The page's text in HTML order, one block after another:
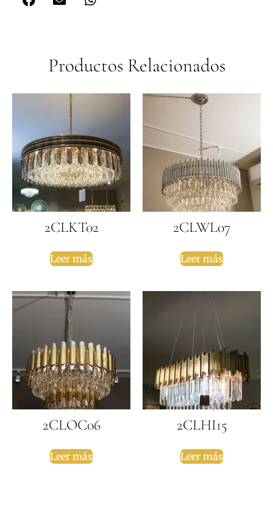
Productos Relacionados
2CLKT02
Leer más
2CLWL07
Leer más
2CLOC06
Leer más
2CLHI15
Leer más